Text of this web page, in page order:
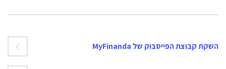
השקת קבוצת הפייסבוק של MyFinanda